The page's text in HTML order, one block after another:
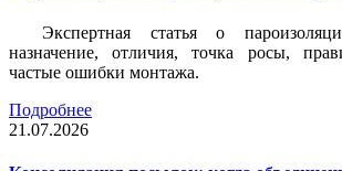
Экспертная статья о
назначение, отличия, точка росы,
частые ошибки монтажа.
Подробнее
21.07.2026